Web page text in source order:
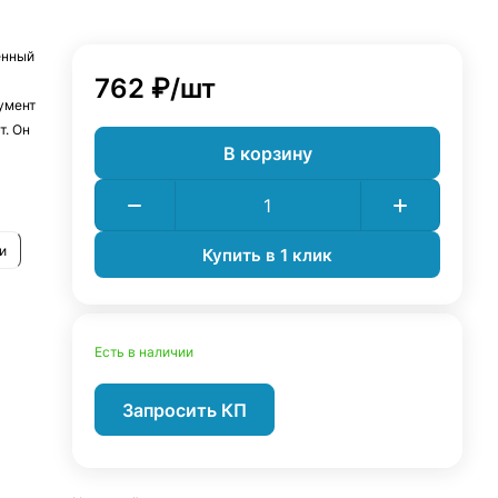
Он
762 ₽/шт
В корзину
Купить в 1 клик
Есть в наличии
Запросить КП